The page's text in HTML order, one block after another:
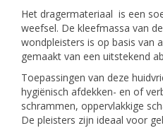
Het dragermateriaal is een
weefsel. De kleefmassa van
wondpleisters is op basis van
gemaakt van een uitstekend
Toepassingen van deze
hygiënisch afdekken- en of
schrammen, oppervlakkige
De pleisters zijn ideaal voor